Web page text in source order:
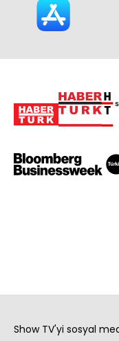
Show TV'yi sosyal